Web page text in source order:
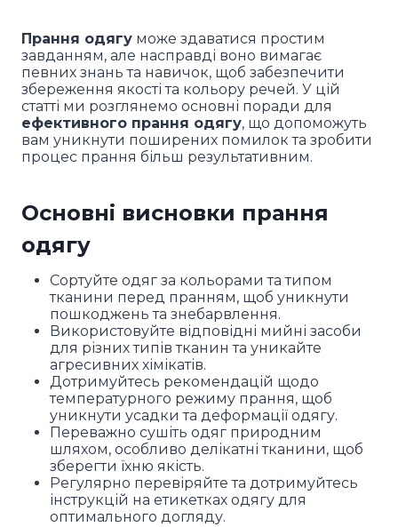
Прання одягу може здаватися простим
завданням, але насправді воно вимагає
певних знань та навичок, щоб забезпечити
збереження якості та кольору речей. У цій
статті ми розглянемо основні поради для
ефективного прання одягу, що допоможуть
вам уникнути поширених помилок та зробити
процес прання більш результативним.
Основні висновки прання
одягу
Сортуйте одяг за кольорами та типом
тканини перед пранням, щоб уникнути
пошкоджень та знебарвлення.
Використовуйте відповідні мийні засоби
для різних типів тканин та уникайте
агресивних хімікатів.
Дотримуйтесь рекомендацій щодо
температурного режиму прання, щоб
уникнути усадки та деформації одягу.
Переважно сушіть одяг природним
шляхом, особливо делікатні тканини, щоб
зберегти їхню якість.
Регулярно перевіряйте та дотримуйтесь
інструкцій на етикетках одягу для
оптимального догляду.